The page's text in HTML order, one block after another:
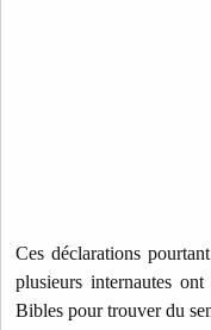
Ces déclarations
plusieurs internautes
Bibles pour trouver du